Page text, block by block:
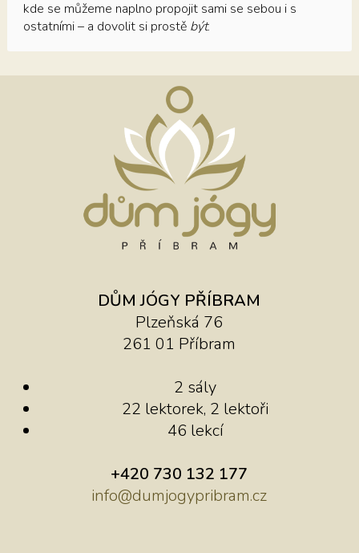
kde se můžeme naplno propojit sami se sebou i s
ostatními – a dovolit si prostě být.
DŮM JÓGY PŘÍBRAM
Plzeňská 76
261 01 Příbram
2 sály
22 lektorek, 2 lektoři
46 lekcí
+420 730 132 177
info@dumjogypribram.cz